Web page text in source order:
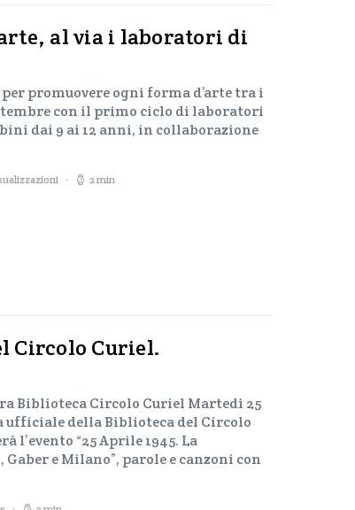
al via i laboratori di
promuovere ogni forma d’arte tra i
con il primo ciclo di laboratori
dai 9 ai 12 anni, in collaborazione
2 min
Circolo Curiel.
Biblioteca Circolo Curiel Martedì 25
ufficiale della Biblioteca del Circolo
l’evento “25 Aprile 1945. La
e Milano”, parole e canzoni con